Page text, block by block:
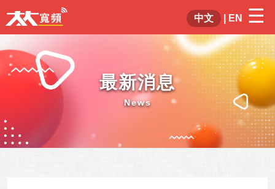
☰
中文 EN ×
最新消息
News